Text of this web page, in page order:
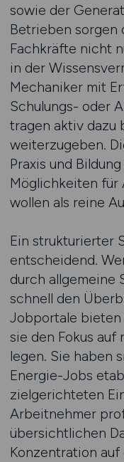
sowie der
Betrieben sorgen
Fachkräfte nicht
in der
Mechaniker mit
Schulungs- oder
tragen aktiv dazu
weiterzugeben.
Praxis und
Möglichkeiten für
wollen als reine
Ein strukturierter
entscheidend.
durch allgemeine
schnell den
Jobportale bieten
sie den Fokus
legen. Sie haben
Energie-Jobs
zielgerichteten
Arbeitnehmer
übersichtlichen
Konzentration